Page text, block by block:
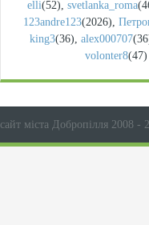
elli(52), svetlanka_roma
123andre123(2026),
king3(36), alex000707
volonter8(47)
сайт міста Добропілля 2008 -